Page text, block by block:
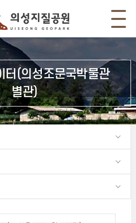
터(의성조문국박물관
별관)